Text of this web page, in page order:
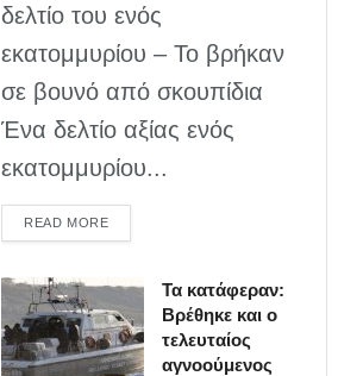
δελτίο του ενός
εκατομμυρίου – Το βρήκαν
σε βουνό από σκουπίδια
Ένα δελτίο αξίας ενός
εκατομμυρίου...
READ MOREDETAILS
Τα κατάφεραν:
Βρέθηκε και ο
τελευταίος
αγνοούμενος